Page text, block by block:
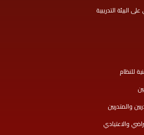
البيئة التدريبية
للنظام
والمتدربين
والاعتيادي